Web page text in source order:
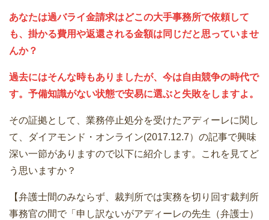
あなたは過バライ金請求はどこの大手事務所で依頼して
も、掛かる費用や返還される金額は同じだと思っていませ
んか？
過去にはそんな時もありましたが、今は自由競争の時代で
す。予備知識がない状態で安易に選ぶと失敗をしますよ。
その証拠として、業務停止処分を受けたアディーレに関し
て、ダイアモンド・オンライン(2017.12.7）の記事で興味
深い一節がありますので以下に紹介します。これを見てど
う思いますか？
【弁護士間のみならず、裁判所では実務を切り回す裁判所
事務官の間で「申し訳ないがアディーレの先生（弁護士）